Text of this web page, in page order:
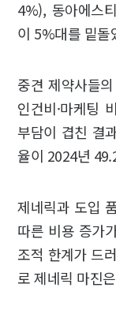
4%), 동아에스
이 5%대를 밑돌
중견 제약사들
인건비·마케팅
부담이 겹친 결
율이 2024년
제네릭과 도입
따른 비용 증가
조적 한계가 드
로 제네릭 마진